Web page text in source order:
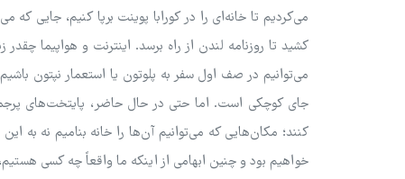
می‌کردیم تا خانه‌ای را در کورابا پوینت برپا کنیم،
کشید تا روزنامه لندن از راه برسد. اینترنت و هواپیما
می‌توانیم در صف اول سفر به پلوتون یا استعمار نپتون
جای کوچکی است. اما حتی در حال حاضر، پایتخت‌های
کنند؛ مکان‌هایی که می‌توانیم آن‌ها را خانه بنامیم نه به
خواهیم بود و چنین ابهامی از اینکه ما واقعاً چه کسی